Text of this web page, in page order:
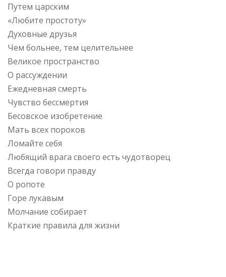
Путем царским
«Любите простоту»
Духовные друзья
Чем больнее, тем целительнее
Великое пространство
О рассуждении
Ежедневная смерть
Чувство бессмертия
Бесовское изобретение
Мать всех пороков
Ломайте себя
Любящий врага своего есть чудотворец
Всегда говори правду
О ропоте
Горе лукавым
Молчание собирает
Краткие правила для жизни